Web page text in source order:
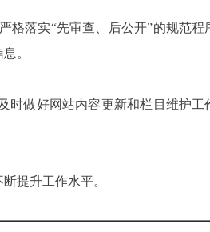
格落实“先审查、后公开”的规范程
。
时做好网站内容更新和栏目维护工
提升工作水平。